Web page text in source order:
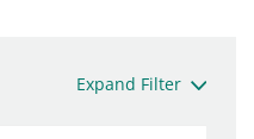
Expand Filter